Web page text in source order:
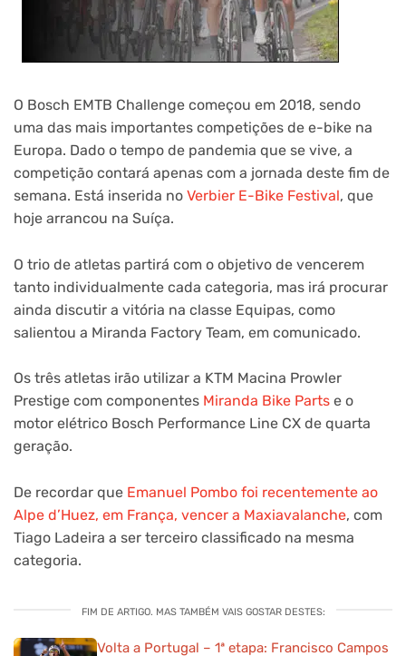
O Bosch EMTB Challenge começou em 2018, sendo
uma das mais importantes competições de e-bike na
Europa. Dado o tempo de pandemia que se vive, a
competição contará apenas com a jornada deste fim de
semana. Está inserida no Verbier E-Bike Festival, que
hoje arrancou na Suíça.
O trio de atletas partirá com o objetivo de vencerem
tanto individualmente cada categoria, mas irá procurar
ainda discutir a vitória na classe Equipas, como
salientou a Miranda Factory Team, em comunicado.
Os três atletas irão utilizar a KTM Macina Prowler
Prestige com componentes Miranda Bike Parts e o
motor elétrico Bosch Performance Line CX de quarta
geração.
De recordar que Emanuel Pombo foi recentemente ao
Alpe d’Huez, em França, vencer a Maxiavalanche, com
Tiago Ladeira a ser terceiro classificado na mesma
categoria.
FIM DE ARTIGO. MAS TAMBÉM VAIS GOSTAR DESTES:
Volta a Portugal – 1ª etapa: Francisco Campos